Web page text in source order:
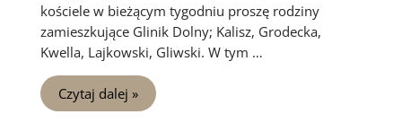
kościele w bieżącym tygodniu proszę rodziny
zamieszkujące Glinik Dolny; Kalisz, Grodecka,
Kwella, Lajkowski, Gliwski. W tym …
Niedziela
3
zwykła
Czytaj dalej »